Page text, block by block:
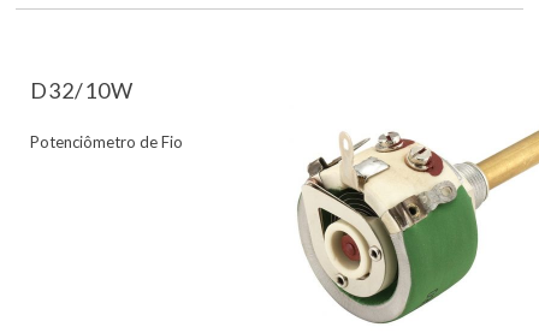
D32/10W
Potenciômetro de Fio